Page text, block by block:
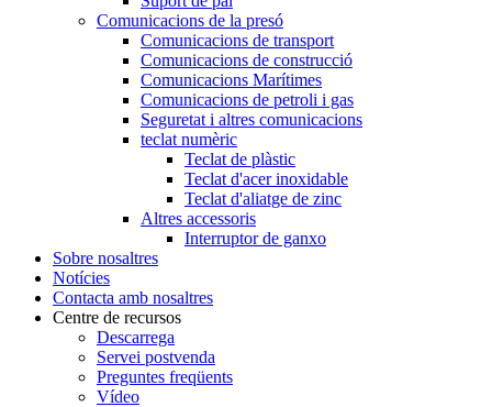
Comunicacions de la presó
Comunicacions de transport
Comunicacions de construcció
Comunicacions Marítimes
Comunicacions de petroli i gas
Seguretat i altres comunicacions
teclat numèric
Teclat de plàstic
Teclat d'acer inoxidable
Teclat d'aliatge de zinc
Altres accessoris
Interruptor de ganxo
Sobre nosaltres
Notícies
Contacta amb nosaltres
Centre de recursos
Descarrega
Servei postvenda
Preguntes freqüents
Vídeo